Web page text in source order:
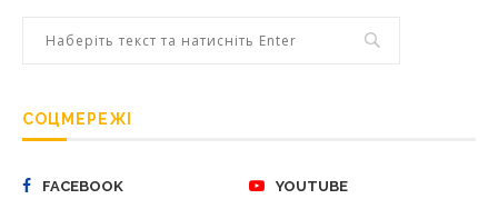
СОЦМЕРЕЖІ
FACEBOOK YOUTUBE